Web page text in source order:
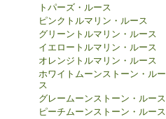
トパーズ・ルース
ピンクトルマリン・ルース
グリーントルマリン・ルース
イエロートルマリン・ルース
オレンジトルマリン・ルース
ホワイトムーンストーン・ルー
ス
グレームーンストーン・ルース
ピーチムーンストーン・ルース